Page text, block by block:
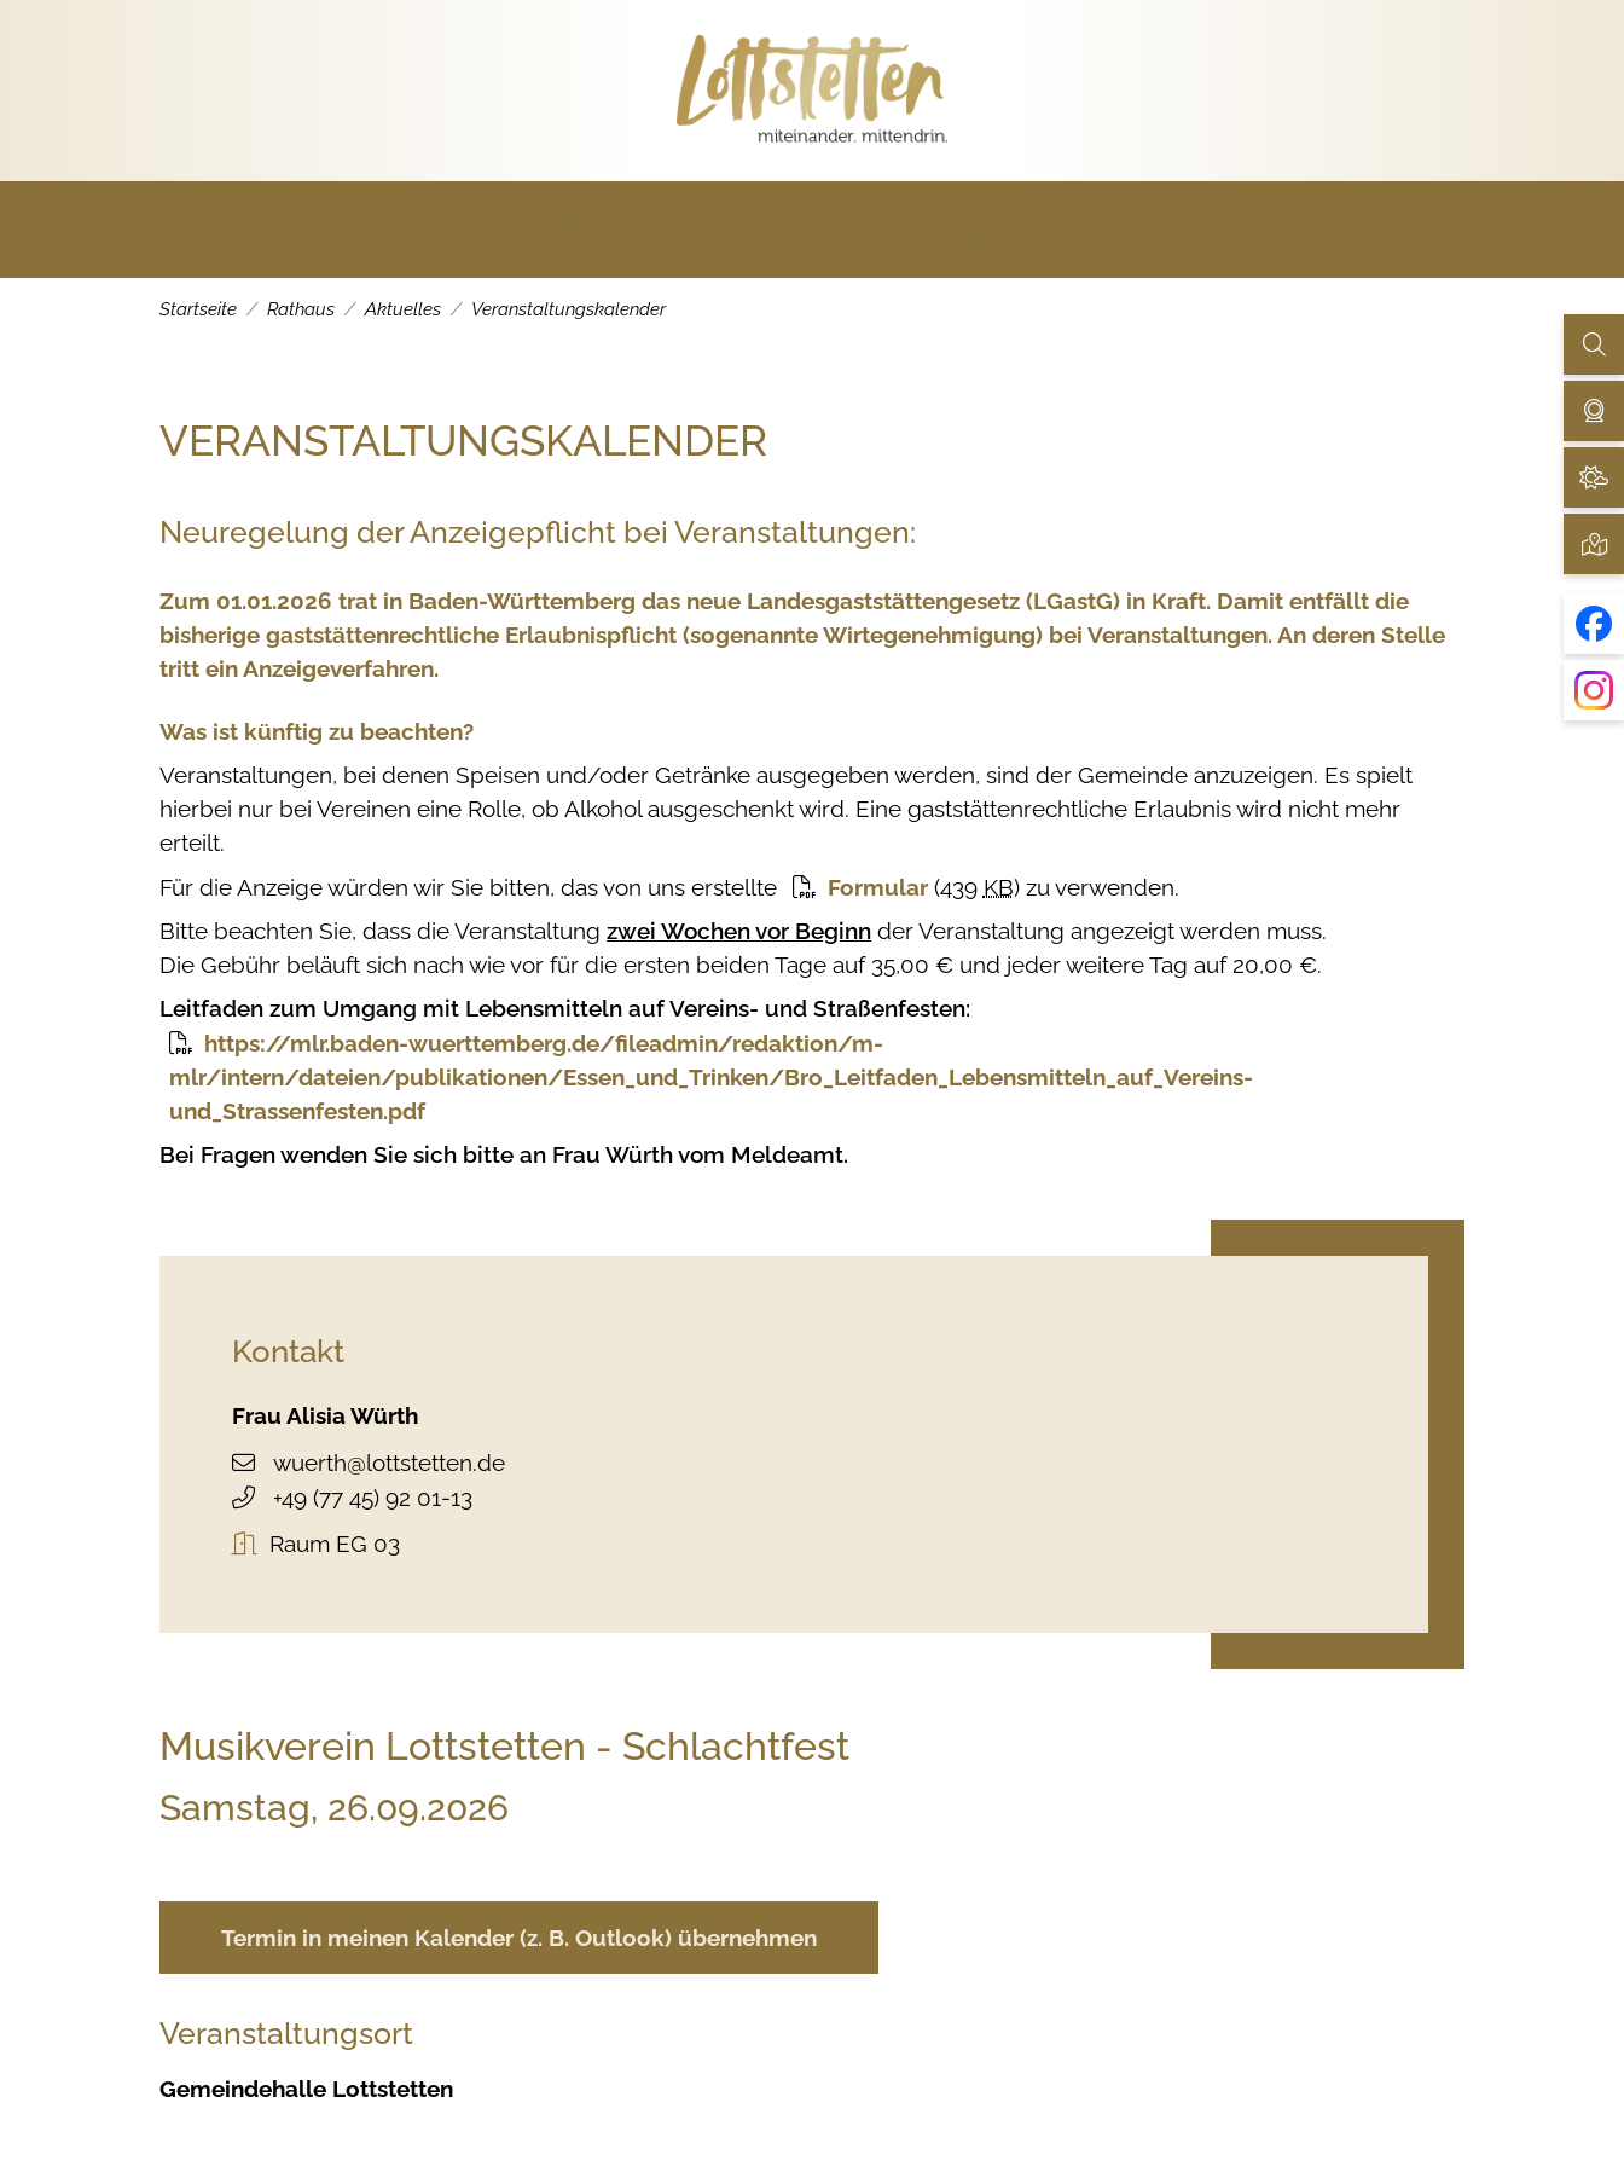
Startseite Rathaus Aktuelles Veranstaltungskalender
VERANSTALTUNGSKALENDER
Neuregelung der Anzeigepflicht bei Veranstaltungen:
Zum 01.01.2026 trat in Baden-Württemberg das neue Landesgaststättengesetz (LGastG) in Kraft. Damit entfällt die
bisherige gaststättenrechtliche Erlaubnispflicht (sogenannte Wirtegenehmigung) bei Veranstaltungen. An deren Stelle
tritt ein Anzeigeverfahren.
Was ist künftig zu beachten?
Veranstaltungen, bei denen Speisen und/oder Getränke ausgegeben werden, sind der Gemeinde anzuzeigen. Es spielt
hierbei nur bei Vereinen eine Rolle, ob Alkohol ausgeschenkt wird. Eine gaststättenrechtliche Erlaubnis wird nicht mehr
erteilt.
Für die Anzeige würden wir Sie bitten, das von uns erstellte
Formular(439 KB)zu verwenden.
Bitte beachten Sie, dass die Veranstaltung zwei Wochen vor Beginn der Veranstaltung angezeigt werden muss.
Die Gebühr beläuft sich nach wie vor für die ersten beiden Tage auf 35,00 € und jeder weitere Tag auf 20,00 €.
Leitfaden zum Umgang mit Lebensmitteln auf Vereins- und Straßenfesten:
https://mlr.baden-wuerttemberg.de/fileadmin/redaktion/m-
mlr/intern/dateien/publikationen/Essen_und_Trinken/Bro_Leitfaden_Lebensmitteln_auf_Vereins-
und_Strassenfesten.pdf
Bei Fragen wenden Sie sich bitte an Frau Würth vom Meldeamt.
Kontakt
Frau AlisiaWürth
wuerth@lottstetten.de
+49 (77 45) 92 01-13
Raum EG 03
Samstag, 26.09.2026
Musikverein Lottstetten - Schlachtfest
Termin in meinen Kalender (z. B. Outlook) übernehmen
Veranstaltungsort
Gemeindehalle Lottstetten